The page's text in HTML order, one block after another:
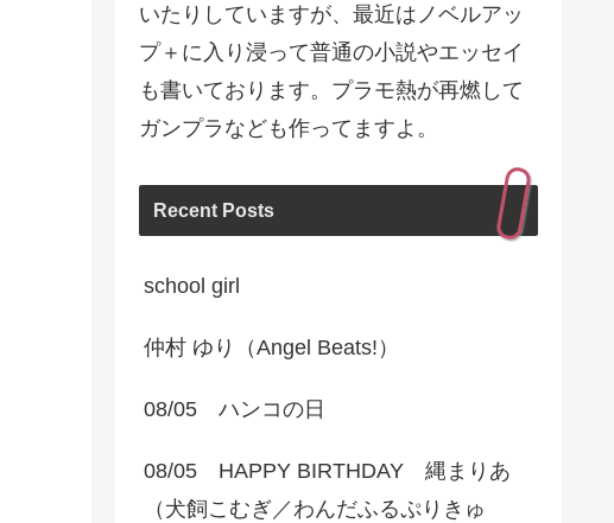
いたりしていますが、最近はノベルアッ
プ＋に入り浸って普通の小説やエッセイ
も書いております。プラモ熱が再燃して
ガンプラなども作ってますよ。
Recent Posts
school girl
仲村 ゆり（Angel Beats!）
08/05 ハンコの日
08/05 HAPPY BIRTHDAY 縄まりあ
（犬飼こむぎ／わんだふるぷりきゅ